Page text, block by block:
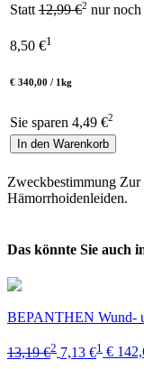
Statt 12,99 €2 nur noch
8,50 €1
€ 340,00 / 1kg
Sie sparen 4,49 €2
In den Warenkorb
Zweckbestimmung
Hämorrhoidenleiden.
Das könnte Sie auch
BEPANTHEN Wund-
13,19 €2 7,13 €1 €